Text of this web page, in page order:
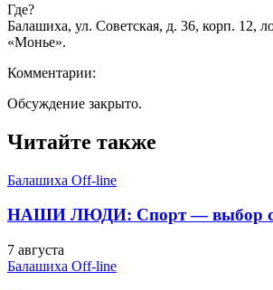
Где?
Балашиха, ул. Советская, д. 36, корп. 12,
«Монье».
Комментарии:
Обсуждение закрыто.
Читайте также
Балашиха Off-line
НАШИ ЛЮДИ: Спорт — выбор
7 августа
Балашиха Off-line